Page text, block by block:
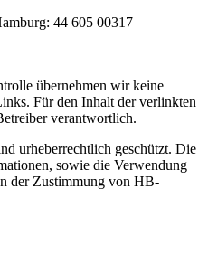
44 605 00317
übernehmen wir keine
Für den Inhalt der verlinkten
verantwortlich.
urheberrechtlich geschützt. Die
sowie die Verwendung
der Zustimmung von HB-